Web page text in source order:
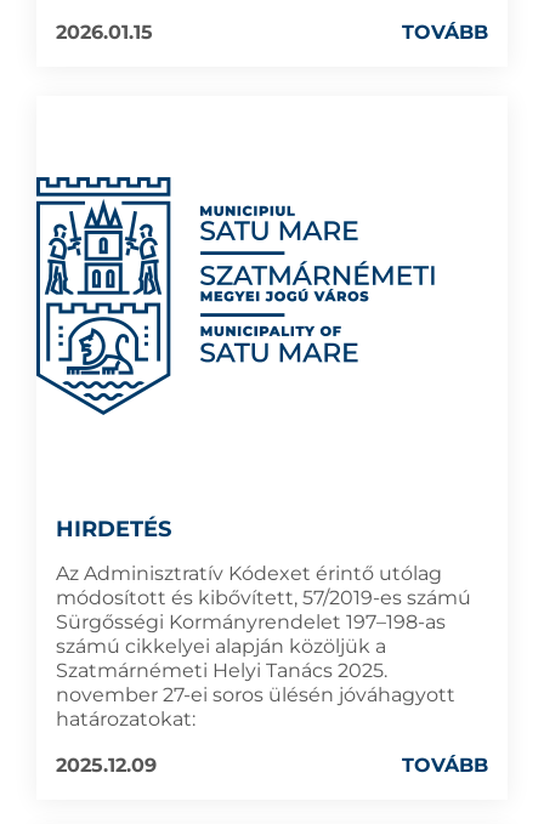
2026.01.15
TOVÁBB
HIRDETÉS
Az Adminisztratív Kódexet érintő utólag
módosított és kibővített, 57/2019-es számú
Sürgősségi Kormányrendelet 197–198-as
számú cikkelyei alapján közöljük a
Szatmárnémeti Helyi Tanács 2025.
november 27-ei soros ülésén jóváhagyott
határozatokat:
2025.12.09
TOVÁBB